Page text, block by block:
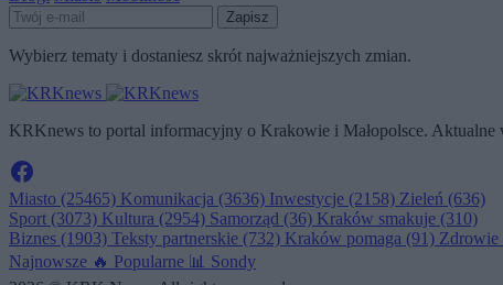
Zapisz
Wybierz tematy i dostaniesz skrót najważniejszych zmian.
KRKnews to portal informacyjny o Krakowie i Małopolsce.
Miasto (25465) Komunikacja (3636) Inwestycje (2158) Zieleń (636)
Sport (3073) Kultura (2954) Samorząd (36) Kraków smakuje (310)
Biznes (1903) Teksty partnerskie (732) Kraków pomaga (91) Zdrowie
Najnowsze 🔥 Popularne 📊 Sondy